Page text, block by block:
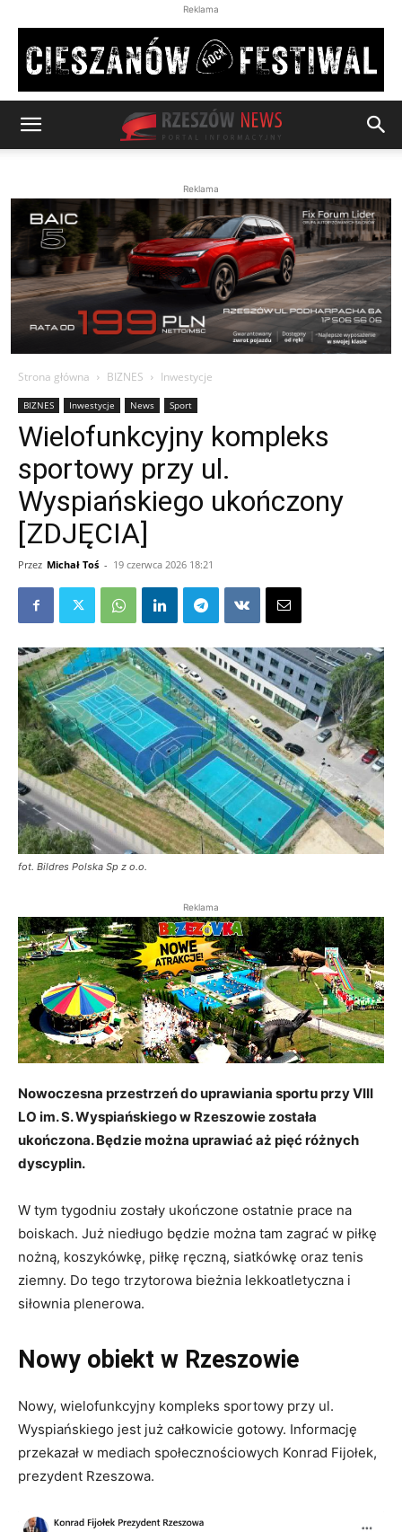
Reklama
Reklama
Strona główna BIZNES Inwestycje
BIZNES Inwestycje News Sport
Wielofunkcyjny kompleks
sportowy przy ul.
Wyspiańskiego ukończony
[ZDJĘCIA]
Przez Michał Toś - 19 czerwca 2026 18:21
fot. Bildres Polska Sp z o.o.
Reklama
Nowoczesna przestrzeń do uprawiania sportu przy VIII
LO im. S. Wyspiańskiego w Rzeszowie została
ukończona. Będzie można uprawiać aż pięć różnych
dyscyplin.
W tym tygodniu zostały ukończone ostatnie prace na
boiskach. Już niedługo będzie można tam zagrać w piłkę
nożną, koszykówkę, piłkę ręczną, siatkówkę oraz tenis
ziemny. Do tego trzytorowa bieżnia lekkoatletyczna i
siłownia plenerowa.
Nowy obiekt w Rzeszowie
Nowy, wielofunkcyjny kompleks sportowy przy ul.
Wyspiańskiego jest już całkowicie gotowy. Informację
przekazał w mediach społecznościowych Konrad Fijołek,
prezydent Rzeszowa.